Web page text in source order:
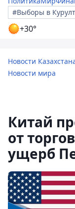
#Выборы в
+30°
Новости
Новости мира
Китай
от
ущерб